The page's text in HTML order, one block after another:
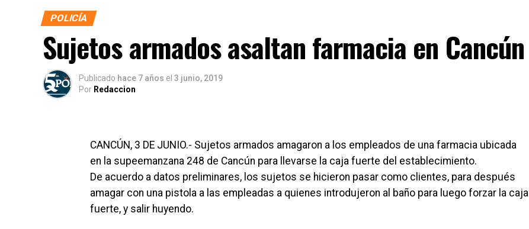
POLICÍA
Sujetos armados asaltan farmacia en Cancún
Publicado hace 7 años el 3 junio, 2019
Por Redaccion
CANCÚN, 3 DE JUNIO.- Sujetos armados amagaron a los empleados de una farmacia ubicada
en la supeemanzana 248 de Cancún para llevarse la caja fuerte del establecimiento.
De acuerdo a datos preliminares, los sujetos se hicieron pasar como clientes, para después
amagar con una pistola a las empleadas a quienes introdujeron al baño para luego forzar la caja
fuerte, y salir huyendo.